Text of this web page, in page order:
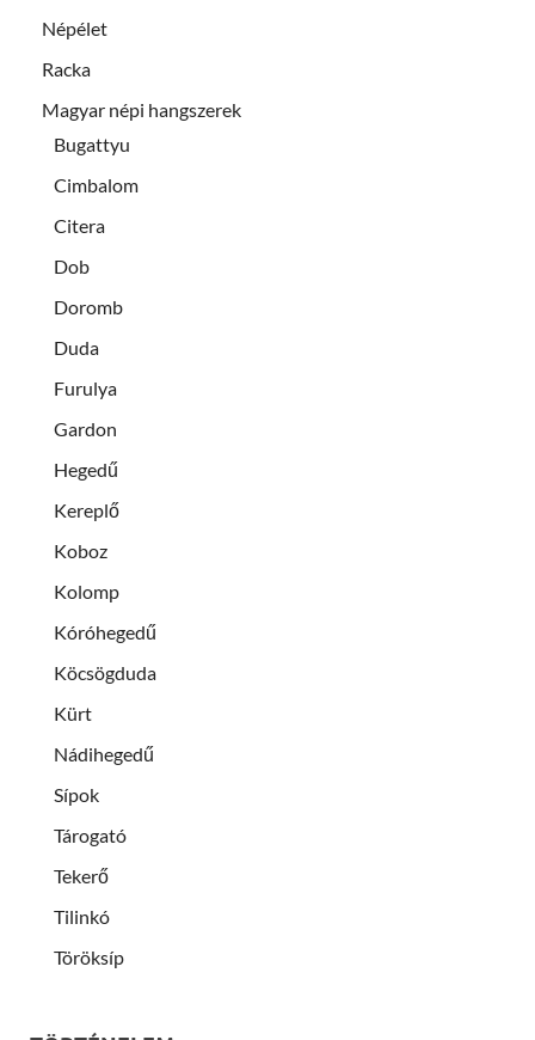
Népélet
Racka
Magyar népi hangszerek
Bugattyu
Cimbalom
Citera
Dob
Doromb
Duda
Furulya
Gardon
Hegedű
Kereplő
Koboz
Kolomp
Kóróhegedű
Köcsögduda
Kürt
Nádihegedű
Sípok
Tárogató
Tekerő
Tilinkó
Töröksíp